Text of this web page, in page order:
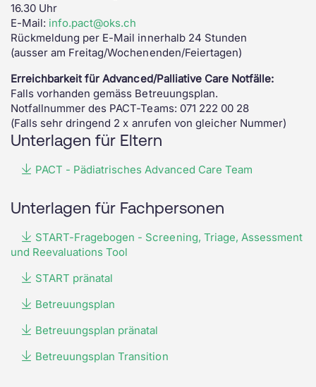
16.30 Uhr
E-Mail: info.pact@oks.ch
Rückmeldung per E-Mail innerhalb 24 Stunden
(ausser am Freitag/Wochenenden/Feiertagen)
Erreichbarkeit für Advanced/Palliative Care Notfälle:
Falls vorhanden gemäss Betreuungsplan.
Notfallnummer des PACT-Teams: 071 222 00 28
(Falls sehr dringend 2 x anrufen von gleicher Nummer)
Unterlagen für Eltern
PACT - Pädiatrisches Advanced Care Team
Unterlagen für Fachpersonen
START-Fragebogen - Screening, Triage, Assessment
und Reevaluations Tool
START pränatal
Betreuungsplan
Betreuungsplan pränatal
Betreuungsplan Transition